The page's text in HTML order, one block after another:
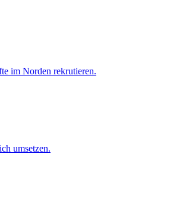
im Norden rekrutieren.
umsetzen.